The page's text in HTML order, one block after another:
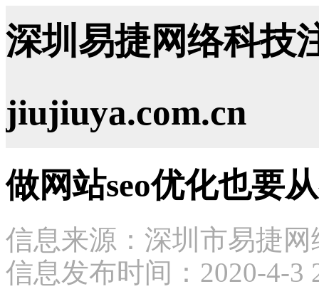
深圳易捷网络科技
jiujiuya.com.cn
做网站seo优化也要
信息来源：深圳市易捷
信息发布时间：2020-4-3